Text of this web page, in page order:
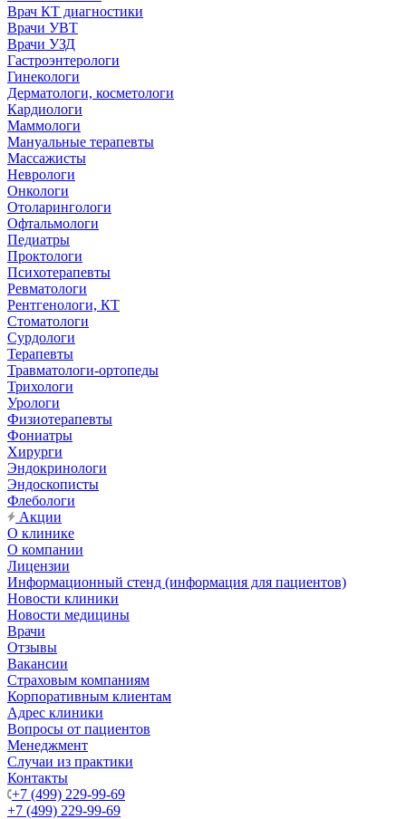
Врач КТ диагностики
Врачи УВТ
Врачи УЗД
Гастроэнтерологи
Гинекологи
Дерматологи, косметологи
Кардиологи
Маммологи
Мануальные терапевты
Массажисты
Неврологи
Онкологи
Отоларингологи
Офтальмологи
Педиатры
Проктологи
Психотерапевты
Ревматологи
Рентгенологи, КТ
Стоматологи
Сурдологи
Терапевты
Травматологи-ортопеды
Трихологи
Урологи
Физиотерапевты
Фониатры
Хирурги
Эндокринологи
Эндоскописты
Флебологи
Акции
О клинике
О компании
Лицензии
Информационный стенд (информация для пациентов)
Новости клиники
Новости медицины
Врачи
Отзывы
Вакансии
Страховым компаниям
Корпоративным клиентам
Адрес клиники
Вопросы от пациентов
Менеджмент
Случаи из практики
Контакты
+7 (499) 229-99-69
+7 (499) 229-99-69